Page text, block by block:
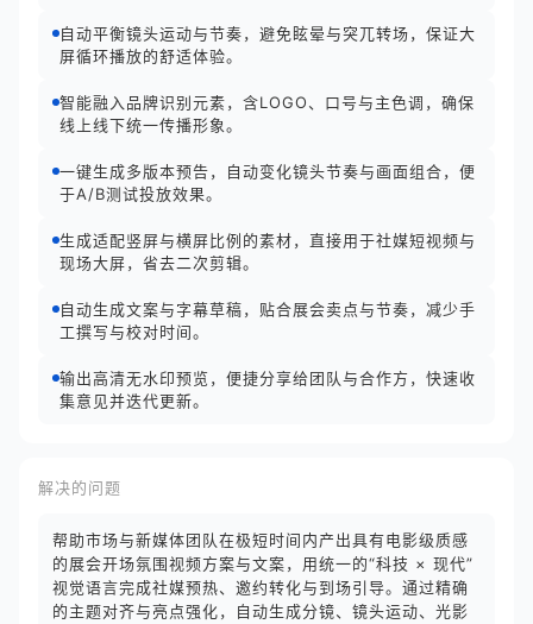
自动平衡镜头运动与节奏，避免眩晕与突兀转场，保证大
屏循环播放的舒适体验。
智能融入品牌识别元素，含LOGO、口号与主色调，确保
线上线下统一传播形象。
一键生成多版本预告，自动变化镜头节奏与画面组合，便
于A/B测试投放效果。
生成适配竖屏与横屏比例的素材，直接用于社媒短视频与
现场大屏，省去二次剪辑。
自动生成文案与字幕草稿，贴合展会卖点与节奏，减少手
工撰写与校对时间。
输出高清无水印预览，便捷分享给团队与合作方，快速收
集意见并迭代更新。
解决的问题
帮助市场与新媒体团队在极短时间内产出具有电影级质感
的展会开场氛围视频方案与文案，用统一的“科技 × 现代”
视觉语言完成社媒预热、邀约转化与到场引导。通过精确
的主题对齐与亮点强化，自动生成分镜、镜头运动、光影